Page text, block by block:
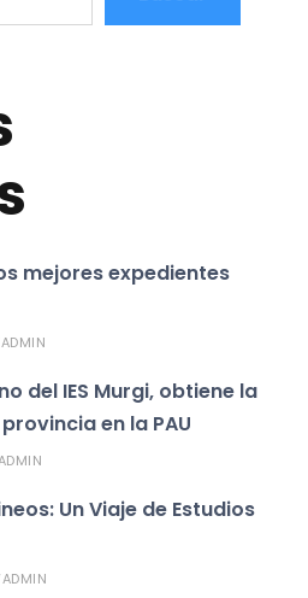
mejores expedientes
ADMIN
del IES Murgi, obtiene la
en la PAU
Un Viaje de Estudios
ADMIN